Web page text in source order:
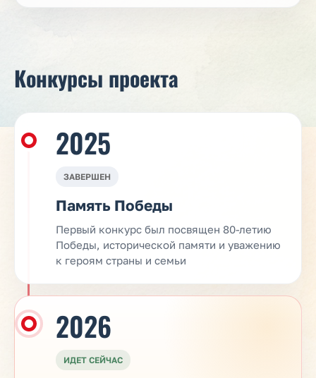
Конкурсы проекта
2025
ЗАВЕРШЕН
Память Победы
Первый конкурс был посвящен 80-летию
Победы, исторической памяти и уважению
к героям страны и семьи
2026
ИДЕТ СЕЙЧАС